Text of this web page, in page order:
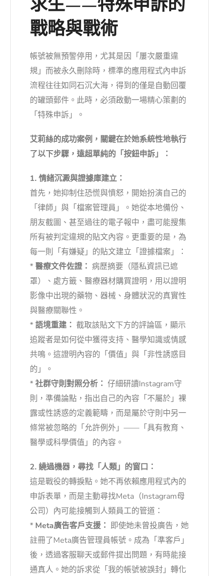
求生——特殊申訴的
戰略與戰術
帳號被無預警停用，尤其是因「屢次嚴重違
規」而被永久刪除時，標準的應用程式內申訴
流程往往如同石沉大海，得到的僅是自動回覆
的罐頭郵件。此時，必須啟動一場精心策劃的
「特殊申訴」。
艾莉絲的成功案例，關鍵在於她系統性地執行
了以下步驟，遠超單純的「按鈕申訴」：
1. 情緒沉澱與證據庫建立：
首先，她抑制住恐慌與憤怒，開始扮演自己的
「律師」與「檔案管理員」。她從本地備份、
朋友截圖、甚至過往的電子報中，盡可能搜集
所有被判定違規的貼文內容。更重要的是，為
每一則「有嫌疑」的貼文建立「證據檔案」：
*醫療文件佐證： 病歷摘要（隱私資訊已遮
罩）、處方籤、醫療器材購買證明，用以證明
影像中出現的藥物、器械、身體狀況的真實性
與醫療關聯性。
*語境重建： 截取該貼文下方的評論區，顯示
追蹤者是如何從中獲得支持、醫學知識或情感
共鳴。這證明內容的「價值」與「非性誘惑目
的」。
*社群守則對照分析： 仔細研讀Instagram守
則，準備論點，指出自己的內容「不屬於」裸
露或性誘惑的定義範疇，而是屬於守則中另一
條常被忽略的「允許例外」——「具有教育、
醫學或科學價值」的內容。
2. 繞過機器，尋找「人類」的窗口：
這是戰役的轉捩點。她不再依賴應用程式內的
申訴表單，而是主動尋找Meta（Instagram母
公司）內可能接觸到人類員工的管道：
* Meta廣告客戶支援： 即使她未曾投廣告，她
註冊了Meta廣告管理員帳號。成為「準客戶」
後，透過客服聊天或郵件提出問題，有時能接
通真人。她的訴求從「我的帳號被誤封」轉化